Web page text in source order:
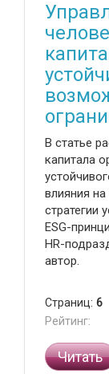
В статье
капитала
влияния
стратегии
ESG-
HR-
автор.
Страниц: 6
Рейтинг:
Читать